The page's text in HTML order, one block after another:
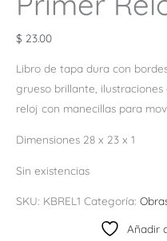
$ 23.00
Libro de tapa dura con
grueso brillante,
reloj con manecillas para
Dimensiones 28 x 23 x 1
Sin existencias
SKU: KBREL1 Categoría:
Añadir